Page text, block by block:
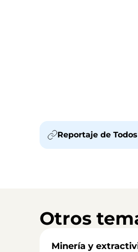
Reportaje de
Otros
Minería y